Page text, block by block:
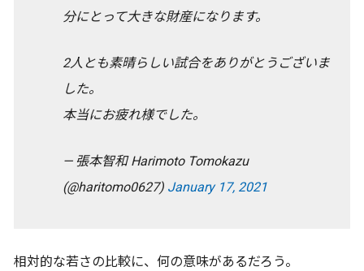
分にとって大きな財産になります。
2人とも素晴らしい試合をありがとうございま
した。
本当にお疲れ様でした。
— 張本智和 Harimoto Tomokazu
(@haritomo0627) January 17, 2021
相対的な若さの比較に、何の意味があるだろう。